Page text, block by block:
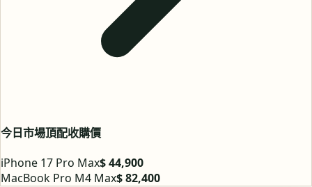
今日市場頂配收購價
iPhone 17 Pro Max$ 44,900
MacBook Pro M4 Max$ 82,400